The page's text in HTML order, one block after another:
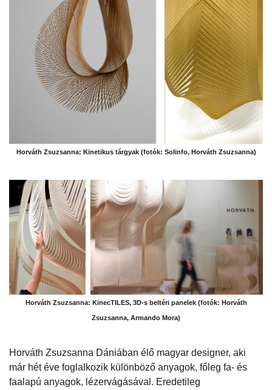
Horváth Zsuzsanna: Kinetikus tárgyak (fotók: Solinfo, Horváth Zsuzsanna)
Horváth Zsuzsanna: KinecTILES, 3D-s beltéri panelek (fotók: Horváth
Zsuzsanna, Armando Mora)
Horváth Zsuzsanna Dániában élő magyar designer, aki
már hét éve foglalkozik különböző anyagok, főleg fa- és
faalapú anyagok, lézervágásával. Eredetileg